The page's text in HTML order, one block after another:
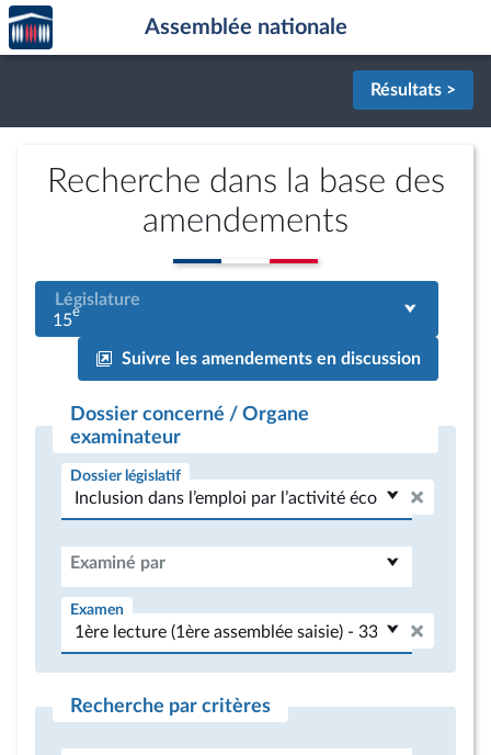
Aller au contenu
Aller en bas de la page
Accèder
à la
page
Assemblée nationale
Résultats >
Recherche dans la base des
amendements
Législature
15e
Suivre les amendements en discussion
Dossier concerné / Organe
examinateur
Dossier législatif
Examiné par
Examen
Recherche par critères